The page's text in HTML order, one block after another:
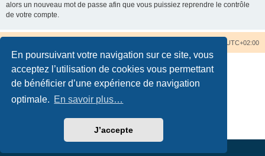
En poursuivant votre navigation sur ce site, vous
acceptez l’utilisation de cookies vous permettant
de bénéficier d’une expérience de navigation
optimale. En savoir plus…
J’accepte
alors un nouveau mot de passe afin que vous puissiez reprendre le contrôle
de votre compte.
UTC+02:00
Traduction française officielle©
Confidentialité